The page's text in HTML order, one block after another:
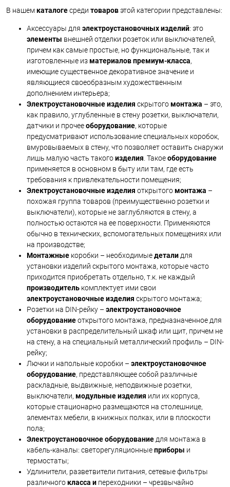
В нашемкаталогесреди товаровэтой категории представлены:
Аксессуары для электроустановочных изделий: это
элементы внешней отделки розеток или выключателей,
причем как самые простые, но функциональные, так и
изготовленные изматериалов премиум-класса,
имеющие существенное декоративное значение и
являющиеся своеобразным художественным
дополнением интерьера;
Электроустановочные изделия скрытогомонтажа – это,
как правило, углубленные в стену розетки, выключатели,
датчики и прочееоборудование, которые
предусматривают использование специальных коробок,
вмуровываемых в стену, что позволяет оставить снаружи
лишь малую часть такогоизделия . Такоеоборудование
применяется в основном в быту или там, где есть
требования к привлекательности помещения;
Электроустановочные изделия открытогомонтажа –
похожая группа товаров (преимущественно розетки и
выключатели), которые не заглубляются в стену, а
полностью остаются на ее поверхности. Применяются
обычно в технических, вспомогательных помещениях или
на производстве;
Монтажные коробки – необходимыедетали для
установки изделий скрытого монтажа, которые часто
приходится приобретать отдельно, т.к. не каждый
производитель комплектует ими свои
электроустановочные изделия скрытого монтажа;
Розетки на DIN-рейку – электроустановочное
оборудованиеоткрытого монтажа, предназначенное для
установки в распределительный шкаф или щит, причем не
на стену, а на специальный металлический профиль – DIN-
рейку;
Лючки и напольные коробки – электроустановочное
оборудование, представляющее собой различные
раскладные, выдвижные, неподвижные розетки,
выключатели, модульныеизделия или их корпуса,
которые стационарно размещаются на столешнице,
элементах мебели, в книжных полках, или в плоскости
пола;
Электроустановочное оборудование для монтажа в
кабель-каналы: светорегуляционныеприборы и
термостаты;
Удлинители, разветвители питания, сетевые фильтры
различногокласса и переходники – чрезвычайно